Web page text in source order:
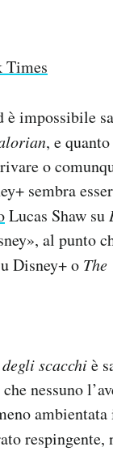
Times
impossibile
, e
o
sembra
Lucas Shaw su
al punto
Disney+ o The
scacchiè
nessuno
respingente,